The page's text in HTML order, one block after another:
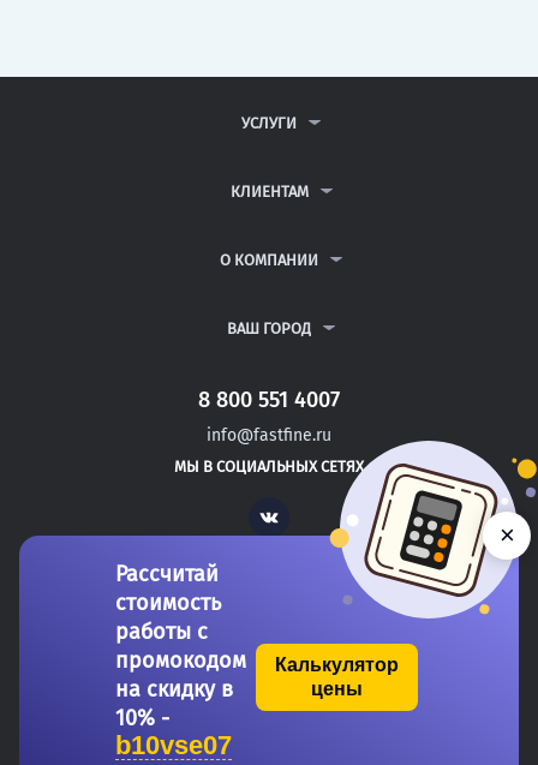
УСЛУГИ
ДИПЛОМНЫЕ РАБОТЫ
РЕФЕРАТЫ
КЛИЕНТАМ
ВОПРОСЫ И ОТВЕТЫ
ПОЛИТИКА КОНФИДЕНЦИАЛЬНОСТИ
О КОМПАНИИ
КОНТАКТЫ
ВАШ ГОРОД
САНКТ-ПЕТЕРБУРГ
МАТВЕЕВ-КУРГАН
ЛУХОВИЦЫ
8 800 551 4007
info@fastfine.ru
МЫ В СОЦИАЛЬНЫХ СЕТЯХ
Vk
Copyright 2011-2026 FastFine.ru
Рассчитай
стоимость
работы с
промокодом
на скидку в
10% -
b10vse07
Калькулятор
цены
×